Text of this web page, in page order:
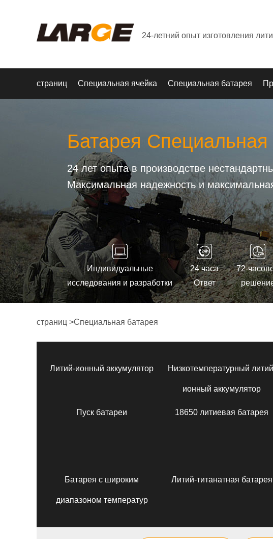
24-летний опыт изготовления
страниц Специальная ячейка Специальная батарея
Батарея Специальная
24 лет опыта в производстве
Максимальная надежность и
Индивидуальные
исследования и разработки
24 часа
Ответ
72-
страниц >Специальная батарея
Литий-ионный аккумулятор Низкотемпературный
ионный аккумулятор
Пуск батареи 18650 литиевая батарея
Батарея с широким
диапазоном температур
Литий-титанатная батарея